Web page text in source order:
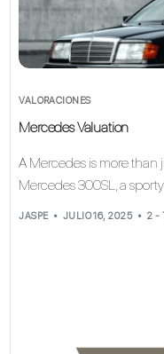
VALORACIONES
Mercedes Valuation
A Mercedes is more than
Mercedes 300SL, a
JASPE JULIO 16, 2025 2 -